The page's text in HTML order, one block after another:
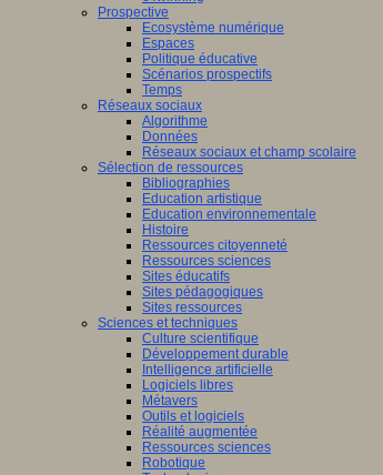
Prospective
Ecosystème numérique
Espaces
Politique éducative
Scénarios prospectifs
Temps
Réseaux sociaux
Algorithme
Données
Réseaux sociaux et champ scolaire
Sélection de ressources
Bibliographies
Education artistique
Education environnementale
Histoire
Ressources citoyenneté
Ressources sciences
Sites éducatifs
Sites pédagogiques
Sites ressources
Sciences et techniques
Culture scientifique
Développement durable
Intelligence artificielle
Logiciels libres
Métavers
Outils et logiciels
Réalité augmentée
Ressources sciences
Robotique